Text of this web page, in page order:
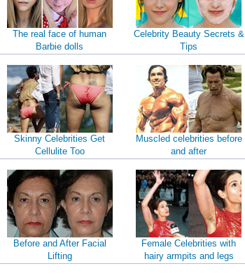
The real face of human
Barbie dolls
Celebrity Beauty Secrets &
Tips
Skinny Celebrities Get
Cellulite Too
Muscled celebrities before
and after
Before and After Facial
Lifting
Female Celebrities with
hairy armpits and legs